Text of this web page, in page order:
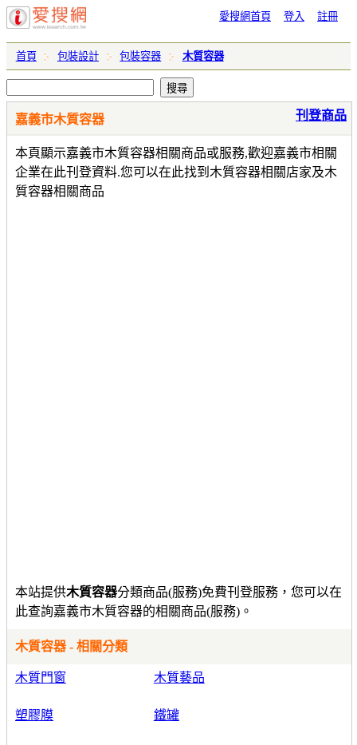
愛搜網首頁 登入 註冊
首頁 包裝設計 包裝容器 木質容器
嘉義市木質容器
本頁顯示嘉義市木質容器相關商品或服務,歡迎嘉義市相關
企業在此刊登資料.您可以在此找到木質容器相關店家及木
質容器相關商品
刊登商品
本站提供木質容器分類商品(服務)免費刊登服務，您可以在
此查詢嘉義市木質容器的相關商品(服務)。
木質容器 - 相關分類
木質門窗 木質藝品
塑膠膜 鐵罐